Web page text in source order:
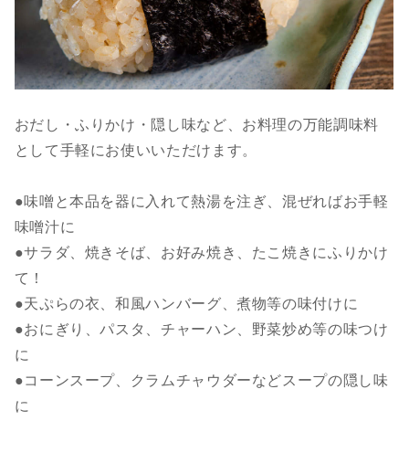
おだし・ふりかけ・隠し味など、お料理の万能調味料
として手軽にお使いいただけます。
●味噌と本品を器に入れて熱湯を注ぎ、混ぜればお手軽
味噌汁に
●サラダ、焼きそば、お好み焼き、たこ焼きにふりかけ
て！
●天ぷらの衣、和風ハンバーグ、煮物等の味付けに
●おにぎり、パスタ、チャーハン、野菜炒め等の味つけ
に
●コーンスープ、クラムチャウダーなどスープの隠し味
に